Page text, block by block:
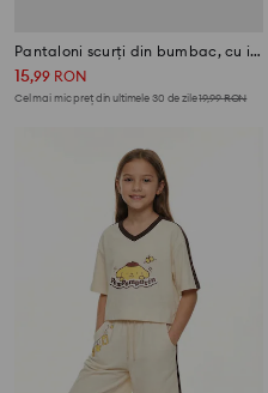
Pantaloni scurți din bumbac, cu imprimeu PomPomPurin
15,99 RON
Cel mai mic preț din ultimele 30 de zile19,99RON